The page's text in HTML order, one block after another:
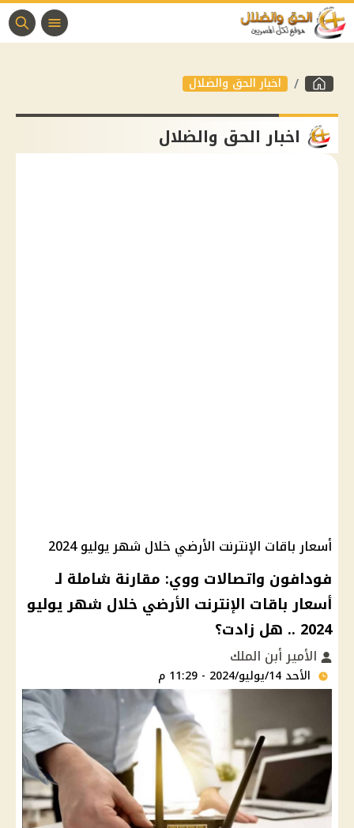
اخبار الحق والضلال
اخبار الحق والضلال
أسعار باقات الإنترنت الأرضي خلال شهر يوليو 2024
فودافون واتصالات ووي: مقارنة شاملة لـ
أسعار باقات الإنترنت الأرضي خلال شهر يوليو
2024 .. هل زادت؟
الأمير أبن الملك
الأحد 14/يوليو/2024 - 11:29 م